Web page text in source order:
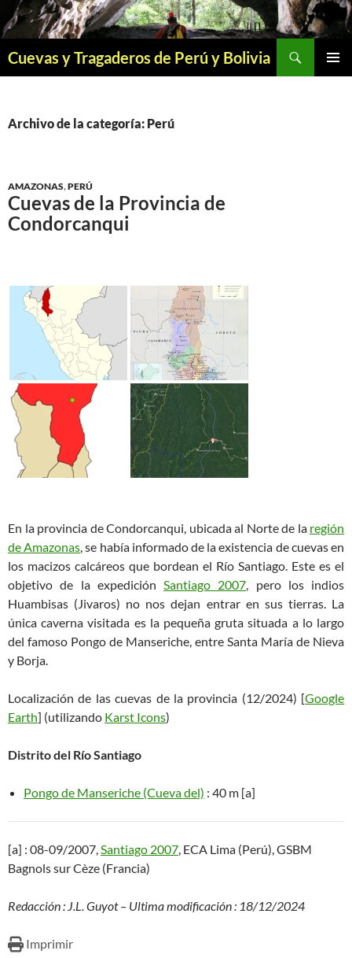
Saltar
al
Cuevas y Tragaderos de Perú y Bolivia
Archivo de la categoría: Perú
AMAZONAS,PERÚ
Cuevas de la Provincia de
Condorcanqui
En la provincia de Condorcanqui, ubicada al Norte de la región
de Amazonas, se había informado de la existencia de cuevas en
los macizos calcáreos que bordean el Río Santiago. Este es el
objetivo de la expedición Santiago 2007, pero los indios
Huambisas (Jivaros) no nos dejan entrar en sus tierras. La
única caverna visitada es la pequeña gruta situada a lo largo
del famoso Pongo de Manseriche, entre Santa María de Nieva
y Borja.
Localización de las cuevas de la provincia (12/2024) [Google
Earth] (utilizando Karst Icons)
Distrito del Río Santiago
Pongo de Manseriche (Cueva del) : 40 m [a]
[a] : 08-09/2007,Santiago 2007, ECA Lima (Perú), GSBM
Bagnols sur Cèze (Francia)
Redacción : J.L. Guyot – Ultima modificación : 18/12/2024
Imprimir